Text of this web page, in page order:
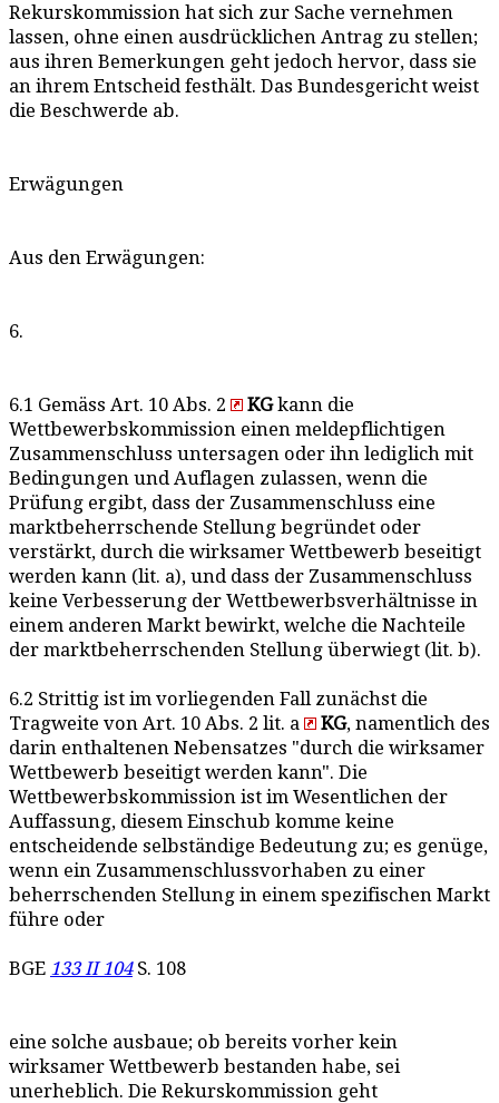
Rekurskommission hat sich zur Sache vernehmen
lassen, ohne einen ausdrücklichen Antrag zu stellen;
aus ihren Bemerkungen geht jedoch hervor, dass sie
an ihrem Entscheid festhält. Das Bundesgericht weist
die Beschwerde ab.
Erwägungen
Aus den Erwägungen:
6.
6.1 Gemäss Art. 10 Abs. 2 KGkann die
Wettbewerbskommission einen meldepflichtigen
Zusammenschluss untersagen oder ihn lediglich mit
Bedingungen und Auflagen zulassen, wenn die
Prüfung ergibt, dass der Zusammenschluss eine
marktbeherrschende Stellung begründet oder
verstärkt, durch die wirksamer Wettbewerb beseitigt
werden kann (lit. a), und dass der Zusammenschluss
keine Verbesserung der Wettbewerbsverhältnisse in
einem anderen Markt bewirkt, welche die Nachteile
der marktbeherrschenden Stellung überwiegt (lit. b).
6.2 Strittig ist im vorliegenden Fall zunächst die
Tragweite von Art. 10 Abs. 2 lit. a
KG, namentlich des
darin enthaltenen Nebensatzes "durch die wirksamer
Wettbewerb beseitigt werden kann". Die
Wettbewerbskommission ist im Wesentlichen der
Auffassung, diesem Einschub komme keine
entscheidende selbständige Bedeutung zu; es genüge,
wenn ein Zusammenschlussvorhaben zu einer
beherrschenden Stellung in einem spezifischen Markt
führe oder
BGE 133 II 104S. 108
eine solche ausbaue; ob bereits vorher kein
wirksamer Wettbewerb bestanden habe, sei
unerheblich. Die Rekurskommission geht